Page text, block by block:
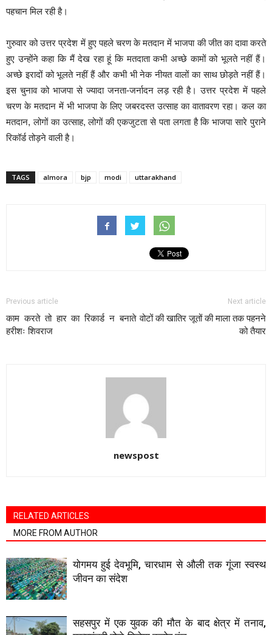
पहचान मिल रही है।
गुरुवार को उत्तर प्रदेश में हुए पहले चरण के मतदान में भाजपा की जीत का दावा करते
हुए उन्होंने कहा कि मैं देख रहा हूं कि मतदाता कभी अच्छे कामों को भूलते नहीं हैं।
अच्छे इरादों को भूलते नहीं हैं और कभी भी नेक नीयत वालों का साथ छोड़ते नहीं हैं।
इस चुनाव को भाजपा से ज्यादा जनता-जर्नादन लड़ रही है। उत्तर प्रदेश में पहले
चरण के मतदान में भी भाजपा के लिए जबरदस्त उत्साह का वातावरण रहा। कल का
मतदान, लोगों का उत्साह, लोगों की एकजुटता से पता लगता है कि भाजपा सारे पुराने
रिकॉर्ड तोड़ने वाली है।
TAGS almora bjp modi uttarakhand
Previous article
काम करते तो हार का रिकार्ड न बनाते
हरीशः शिवराज
Next article
वोटों की खातिर जूतों की माला तक पहनने
को तैयार
newspost
RELATED ARTICLES
MORE FROM AUTHOR
योगमय हुई देवभूमि, चारधाम से औली तक गूंजा स्वस्थ
जीवन का संदेश
सहसपुर में एक युवक की मौत के बाद क्षेत्र में तनाव,